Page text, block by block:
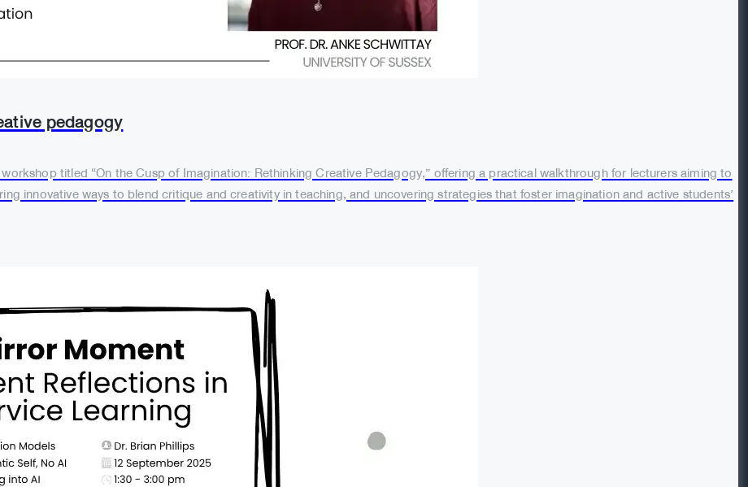
pedagogy
titled “On the Cusp of Imagination: Rethinking Creative Pedagogy,” offering a practical walkthrough for lecturers aiming to
innovative ways to blend critique and creativity in teaching, and uncovering strategies that foster imagination and active students’